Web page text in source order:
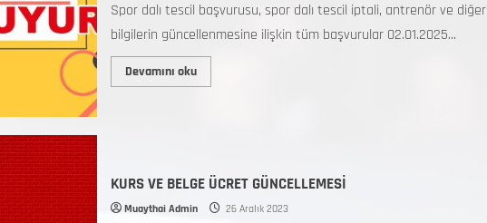
Spor dalı tescil başvurusu, spor dalı tescil iptali, antrenör ve diğer
bilgilerin güncellenmesine ilişkin tüm başvurular 02.01.2025...
Devamını oku
KURS VE BELGE ÜCRET GÜNCELLEMESİ
Muaythai Admin 26 Aralık 2023